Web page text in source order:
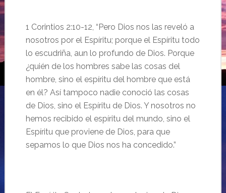
1 Corintios 2:10-12, “Pero Dios nos las reveló a
nosotros por el Espíritu; porque el Espíritu todo
lo escudriña, aun lo profundo de Dios. Porque
¿quién de los hombres sabe las cosas del
hombre, sino el espíritu del hombre que está
en él? Así tampoco nadie conoció las cosas
de Dios, sino el Espíritu de Dios. Y nosotros no
hemos recibido el espíritu del mundo, sino el
Espíritu que proviene de Dios, para que
sepamos lo que Dios nos ha concedido.”